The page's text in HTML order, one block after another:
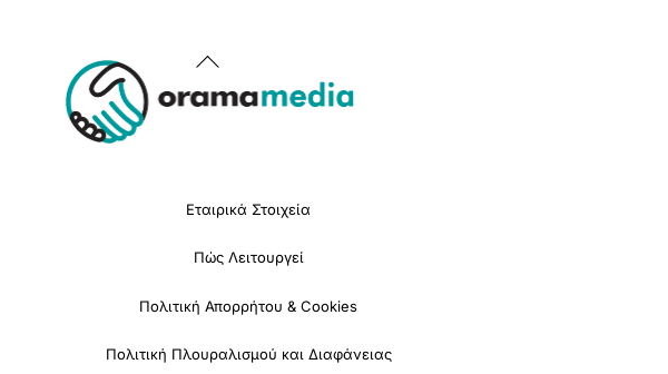
Back
To
Εταιρικά Στοιχεία
Πώς Λειτουργεί
Πολιτική Απορρήτου & Cookies
Πολιτική Πλουραλισμού και Διαφάνειας